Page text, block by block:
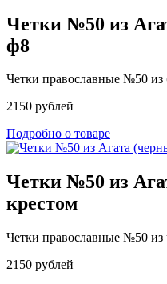
Четки №50 из
ф8
Четки православные №50 из
2150 рублей
Подробно о товаре
Четки №50 из
крестом
Четки православные №50 из
2150 рублей